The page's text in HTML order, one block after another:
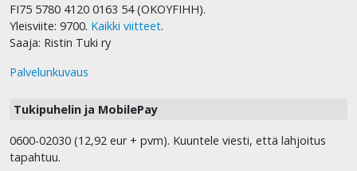
FI75 5780 4120 0163 54 (OKOYFIHH).
Yleisviite: 9700. Kaikki viitteet.
Saaja: Ristin Tuki ry
Palvelunkuvaus
Tukipuhelin ja MobilePay
0600-02030 (12,92 eur + pvm). Kuuntele viesti, että lahjoitus
tapahtuu.